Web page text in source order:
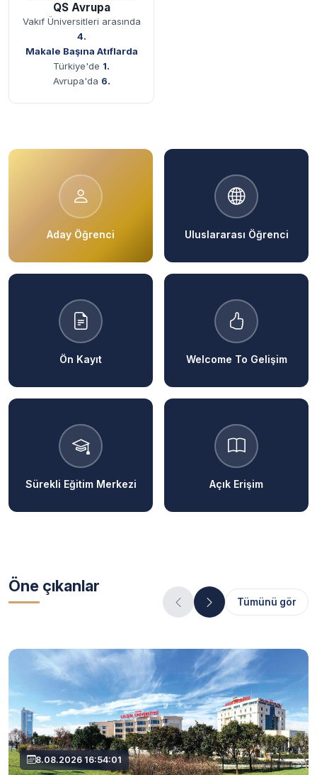
QS Avrupa
Vakıf Üniversitleri arasında
4.
Makale Başına Atıflarda
Türkiye'de 1.
Avrupa'da 6.
Hızlı Erişim
Aday Öğrenci Uluslararası Öğrenci
Ön Kayıt Welcome To Gelişim
Sürekli Eğitim Merkezi Açık Erişim
Öne çıkanlar
Tümünü gör
8.08.2026 16:54:01